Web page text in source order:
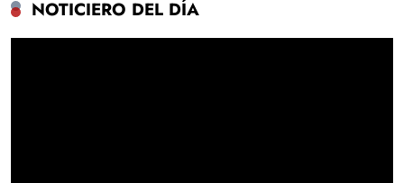
NOTICIERO DEL DÍA